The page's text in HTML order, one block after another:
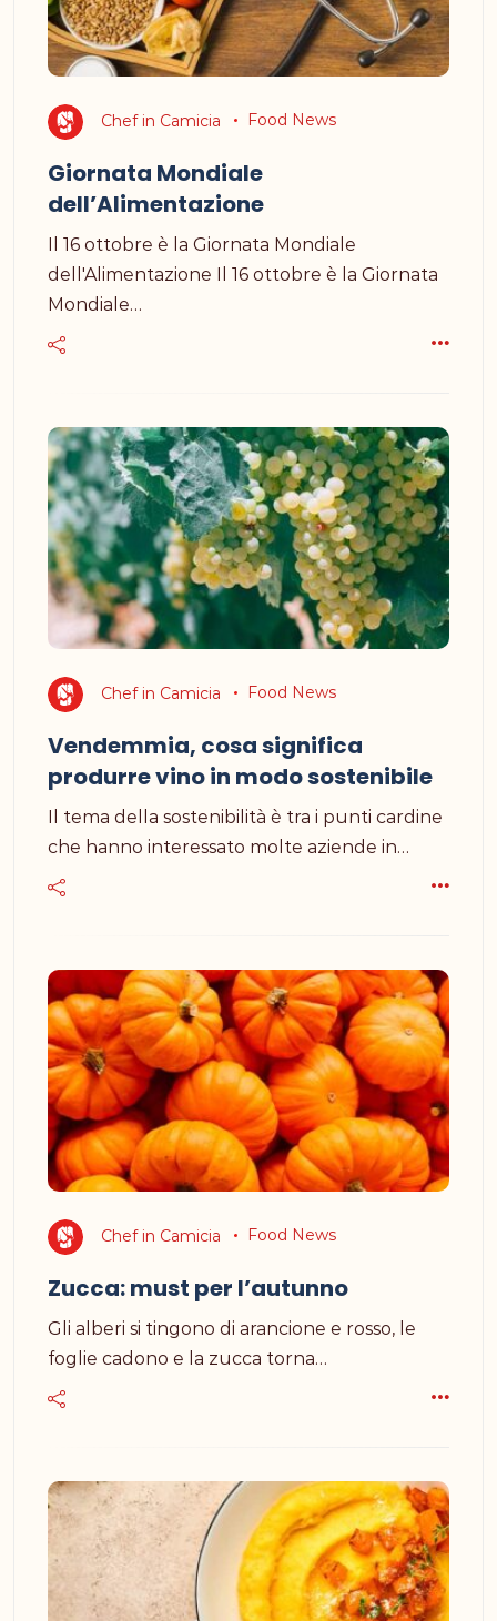
Chef in Camicia Food News
Giornata Mondiale
dell’Alimentazione
Il 16 ottobre è la Giornata Mondiale
dell'Alimentazione Il 16 ottobre è la Giornata
Mondiale…
Chef in Camicia Food News
Vendemmia, cosa significa
produrre vino in modo sostenibile
Il tema della sostenibilità è tra i punti cardine
che hanno interessato molte aziende in…
Chef in Camicia Food News
Zucca: must per l’autunno
Gli alberi si tingono di arancione e rosso, le
foglie cadono e la zucca torna…